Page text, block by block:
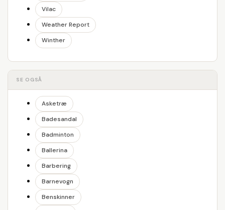
Vilac
Weather Report
Winther
SE OGSÅ
Asketræ
Badesandal
Badminton
Ballerina
Barbering
Barnevogn
Benskinner